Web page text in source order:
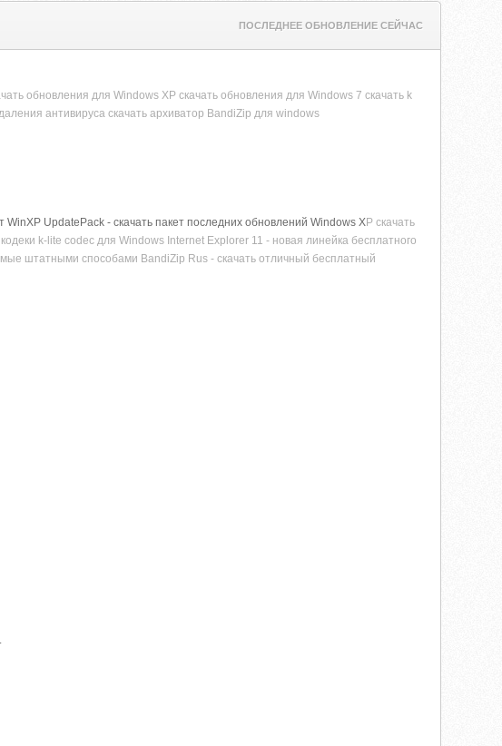
ПОСЛЕДНЕЕ ОБНОВЛЕНИЕ СЕЙЧАС
обновления для Windows XP скачать обновления для Windows 7 скачать k
антивируса скачать архиватор BandiZip для windows
UpdatePack - скачать пакет последних обновлений Windows XP скачать
k-lite codec для Windows Internet Explorer 11 - новая линейка бесплатного
штатными способами BandiZip Rus - скачать отличный бесплатный